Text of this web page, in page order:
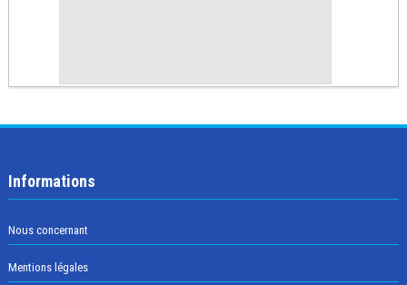
Informations
Nous concernant
Mentions légales